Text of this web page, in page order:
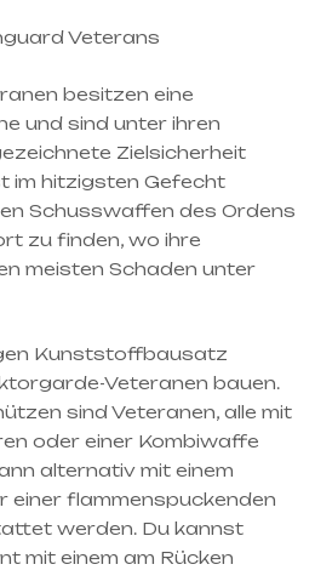
Veterans
besitzen eine
und sind unter ihren
Zielsicherheit
im hitzigsten Gefecht
Schusswaffen des Ordens
zu finden, wo ihre
meisten Schaden unter
Kunststoffbausatz
Veteranen bauen.
sind Veteranen, alle mit
oder einer Kombiwaffe
alternativ mit einem
einer flammenspuckenden
werden. Du kannst
mit einem am Rücken